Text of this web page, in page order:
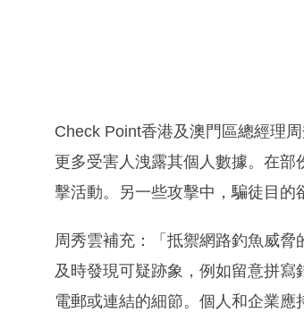
Check Point香港及澳門區總經理
更多受害人洩露其個人數據。在
擊活動。另一些攻擊中，騙徒目的
周秀雲補充：「抵禦網路釣魚威脅
及時發現可疑跡象，例如留意拼
電郵或連結的細節。個人和企業